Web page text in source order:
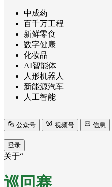
中成药
百千万工程
新鲜零食
数字健康
化妆品
AI智能体
人形机器人
新能源汽车
人工智能
公众号 视频号
信息
登录
关于“
巡回赛